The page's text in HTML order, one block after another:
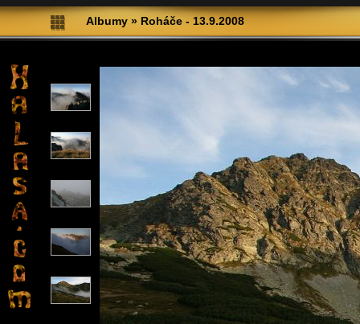
Albumy » Roháče - 13.9.2008